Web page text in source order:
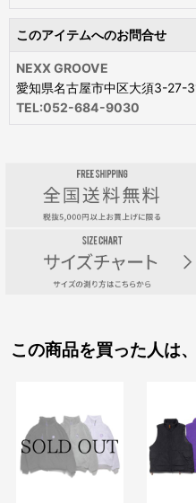
このアイテムへのお問合せ
NEXX GROOVE
愛知県名古屋市中区大須3-27-
TEL:052-684-9030
この商品を買った人は